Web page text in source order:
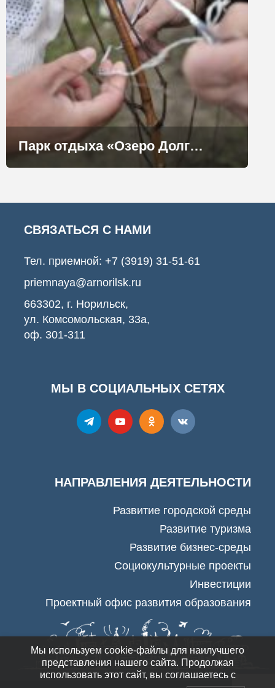
Парк отдыха «Озеро Долгое» готовится к лету
СВЯЗАТЬСЯ С НАМИ
Тел. приемной: +7 (3919) 31-51-61
priemnaya@arnorilsk.ru
663302, г. Норильск,
ул. Комсомольская, 33а,
оф. 301-311
МЫ В СОЦИАЛЬНЫХ СЕТЯХ
НАПРАВЛЕНИЯ ДЕЯТЕЛЬНОСТИ
Развитие городской среды
Развитие туризма
Развитие бизнес-среды
Социокультурные проекты
Инвестиции
Проектный офис развития образования
Мы используем cookie-файлы для наилучшего
представления нашего сайта. Продолжая
использовать этот сайт, вы соглашаетесь с